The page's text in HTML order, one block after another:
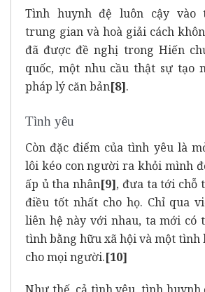
Tình huynh đệ luôn cậy vào
trung gian và hoà giải cách
đã được đề nghị trong Hiến
quốc, một nhu cầu thật sự tạo
pháp lý căn bản[8].
Tình yêu
Còn đặc điểm của tình yêu là
lôi kéo con người ra khỏi mình
ấp ủ tha nhân[9], đưa ta tới chỗ
điều tốt nhất cho họ. Chỉ qua
liên hệ này với nhau, ta mới có
tình bằng hữu xã hội và một tình
cho mọi người.[10]